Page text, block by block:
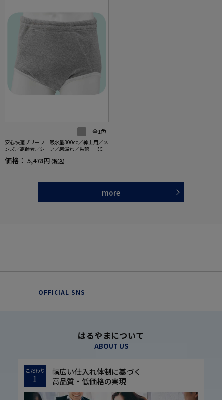
全1色
安心快適ブリーフ 吸水量300cc／紳士用／メ
ンズ／高齢者／シニア／尿漏れ／失禁 【C
F】
価格： 5,478円 (税込)
more
OFFICIAL SNS
はるやまについて
ABOUT US
こだわり
1
幅広い仕入れ体制に基づく
高品質・低価格の実現